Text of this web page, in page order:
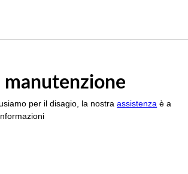
manutenzione
per il disagio, la nostraassistenza è a